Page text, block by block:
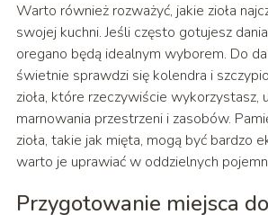
Warto również rozważyć, jakie zioła
swojej kuchni. Jeśli często gotujesz
oregano będą idealnym wyborem. Do
świetnie sprawdzi się kolendra i
zioła, które rzeczywiście wykorzystasz,
marnowania przestrzeni i zasobów.
zioła, takie jak mięta, mogą być bardzo
warto je uprawiać w oddzielnych
Przygotowanie miejsca